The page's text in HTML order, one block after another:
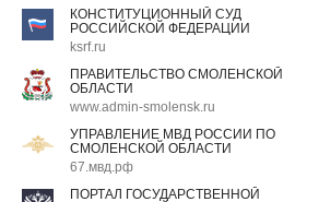
КОНСТИТУЦИОННЫЙ СУД
РОССИЙСКОЙ ФЕДЕРАЦИИ
ksrf.ru
ПРАВИТЕЛЬСТВО СМОЛЕНСКОЙ
ОБЛАСТИ
www.admin-smolensk.ru
УПРАВЛЕНИЕ МВД РОССИИ ПО
СМОЛЕНСКОЙ ОБЛАСТИ
67.мвд.рф
ПОРТАЛ ГОСУДАРСТВЕННОЙ